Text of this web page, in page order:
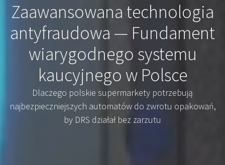
Zaawansowana technologia
antyfraudowa — Fundament
wiarygodnego systemu
kaucyjnego w Polsce
Dlaczego polskie supermarkety potrzebują
najbezpieczniejszych automatów do zwrotu opakowań,
by DRS działał bez zarzutu